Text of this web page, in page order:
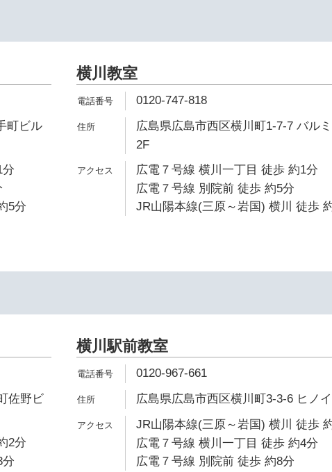
町ビル
5分
横川教室
0120-747-818
広島県広島市西区横川町1-7-7 バルミ
2F
広電７号線 横川一丁目 徒歩 約1分
広電７号線 別院前 徒歩 約5分
JR山陽本線(三原～岩国) 横川 徒歩
佐野ビ
2分
横川駅前教室
0120-967-661
広島県広島市西区横川町3-3-6 ヒノ
JR山陽本線(三原～岩国) 横川 徒歩
広電７号線 横川一丁目 徒歩 約4分
広電７号線 別院前 徒歩 約8分